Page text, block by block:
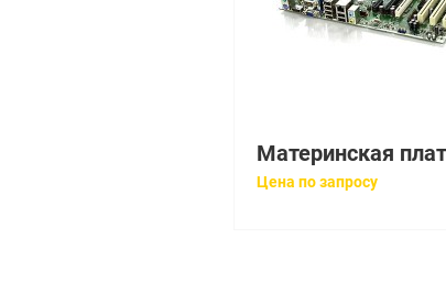
Цена по запросу